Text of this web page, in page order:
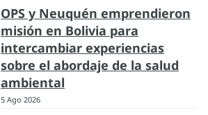
OPS y Neuquén emprendieron
misión en Bolivia para
intercambiar experiencias
sobre el abordaje de la salud
ambiental
5 Ago 2026